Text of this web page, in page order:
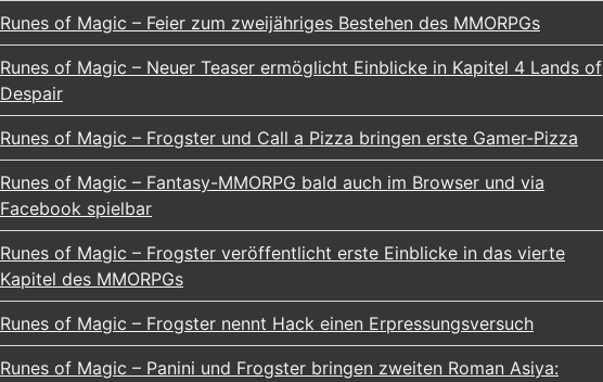
Runes of Magic – Feier zum zweijähriges Bestehen des MMORPGs
Runes of Magic – Neuer Teaser ermöglicht Einblicke in Kapitel 4 Lands of
Despair
Runes of Magic – Frogster und Call a Pizza bringen erste Gamer-Pizza
Runes of Magic – Fantasy-MMORPG bald auch im Browser und via
Facebook spielbar
Runes of Magic – Frogster veröffentlicht erste Einblicke in das vierte
Kapitel des MMORPGs
Runes of Magic – Frogster nennt Hack einen Erpressungsversuch
Runes of Magic – Panini und Frogster bringen zweiten Roman Asiya: